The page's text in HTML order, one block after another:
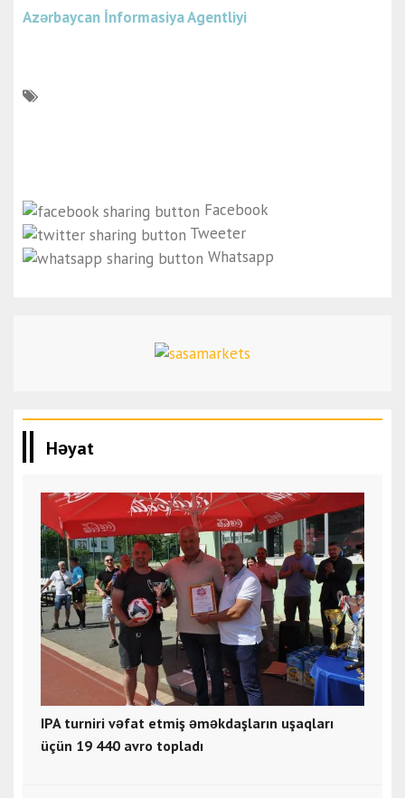
Azərbaycan İnformasiya Agentliyi
Facebook
Tweeter
Whatsapp
Həyat
IPA turniri vəfat etmiş əməkdaşların uşaqları
üçün 19 440 avro topladı